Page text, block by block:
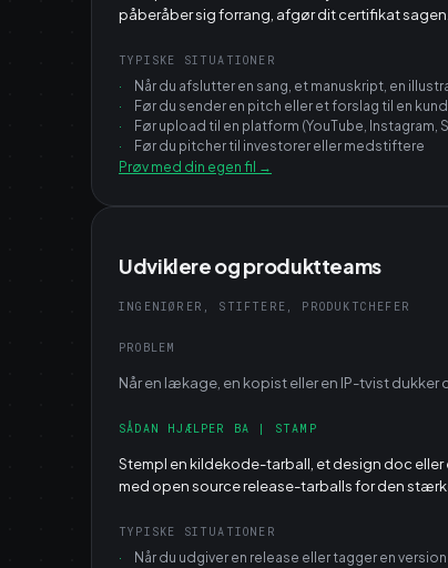
påberåber sig forrang, afgør dit certifikat sagen.
TYPISKE SITUATIONER
·
Når du afslutter en sang, et manuskript, en
·
Før du sender en pitch eller et forslag til en
·
Før upload til en platform (YouTube,
·
Før du pitcher til investorer eller medstiftere
Prøv med din egen fil →
Udviklere og produktteams
INGENIØRER, STIFTERE, PRODUKTCHEFER
PROBLEM
Når en lækage, en kopist eller en IP-tvist
SÅDAN HJÆLPER BA | STAMP
Stempl en kildekode-tarball, et design doc
med open source release-tarballs for den
TYPISKE SITUATIONER
·
Når du udgiver en release eller tagger en version